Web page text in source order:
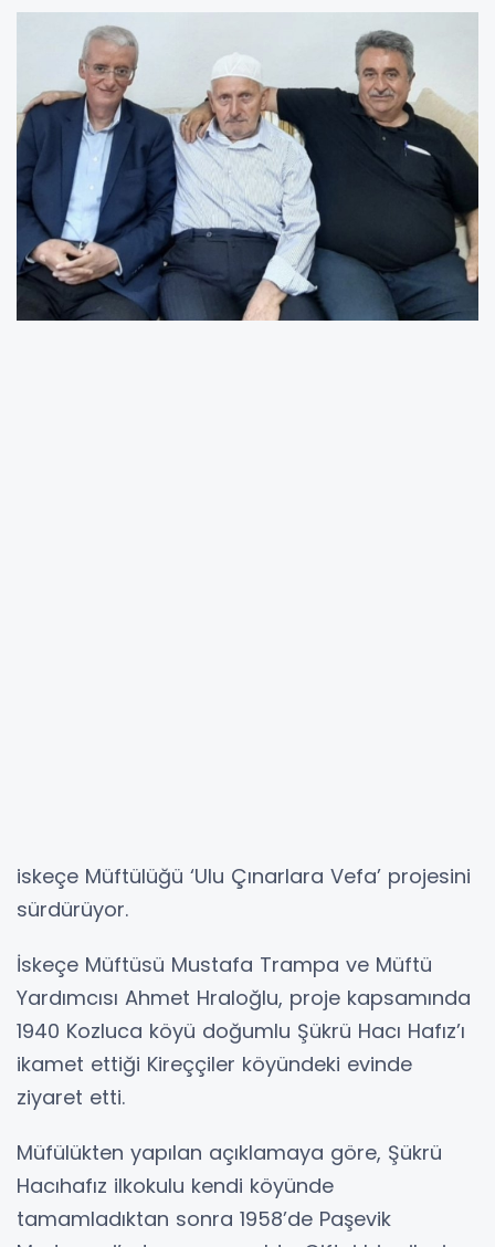
iskeçe Müftülüğü ‘Ulu Çınarlara Vefa’ projesini
sürdürüyor.
İskeçe Müftüsü Mustafa Trampa ve Müftü
Yardımcısı Ahmet Hraloğlu, proje kapsamında
1940 Kozluca köyü doğumlu Şükrü Hacı Hafız’ı
ikamet ettiği Kireççiler köyündeki evinde
ziyaret etti.
Müfülükten yapılan açıklamaya göre, Şükrü
Hacıhafız ilkokulu kendi köyünde
tamamladıktan sonra 1958’de Paşevik